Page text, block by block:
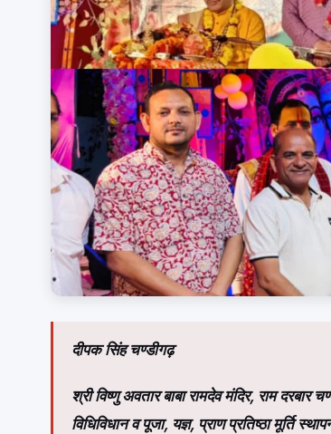
दीपक सिंह चण्डीगढ़
श्री विष्णु अवतार बाबा रामदेव मंदिर, राम दरबार
विधिविधान व पूजा, यज्ञ, प्राण प्रतिष्ठा मूर्ति